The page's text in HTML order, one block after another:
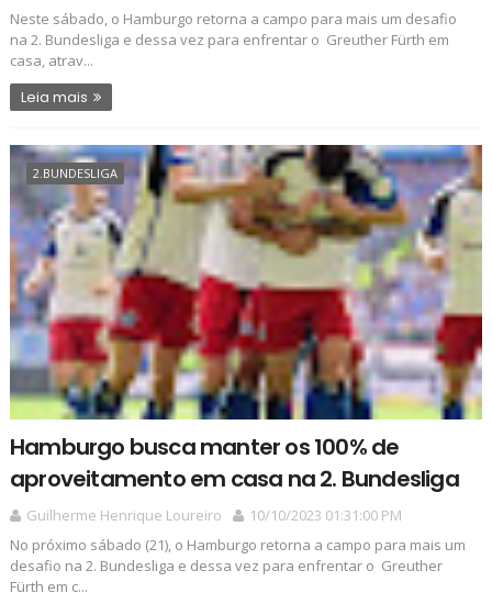
Neste sábado, o Hamburgo retorna a campo para mais um desafio
na 2. Bundesliga e dessa vez para enfrentar o Greuther Fürth em
casa, atrav...
Leia mais
2.BUNDESLIGA
Hamburgo busca manter os 100% de
aproveitamento em casa na 2. Bundesliga
Guilherme Henrique Loureiro
10/10/2023 01:31:00 PM
No próximo sábado (21), o Hamburgo retorna a campo para mais um
desafio na 2. Bundesliga e dessa vez para enfrentar o Greuther
Fürth em c...